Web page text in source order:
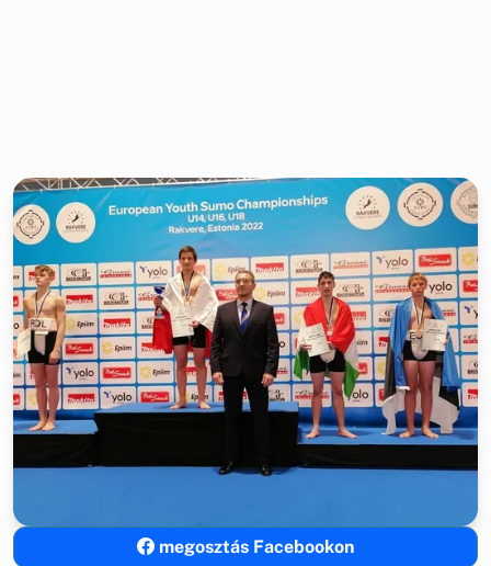
megosztás Facebookon